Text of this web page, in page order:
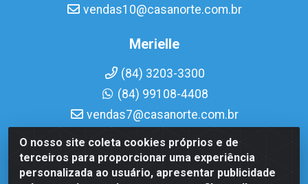
O nosso site coleta cookies próprios e de
terceiros para proporcionar uma experiência
personalizada ao usuário, apresentar publicidade
vendas10@casanorte.com.br
Merielle
(84) 3203-3300
(84) 99108-4408
vendas7@casanorte.com.br
Casa Norte LTDA - Av. Interventor Mário Câmara, 1815 -
Dix-Sept Rosado, Natal/RN - CEP 59054-600 - CNPJ
08.713.513/0001-51